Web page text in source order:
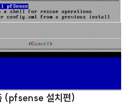
(pfsense 설치편)